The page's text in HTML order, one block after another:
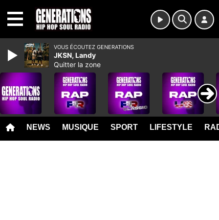
NEWS MUSIQUE SPORT LIFESTYLE
VOUS ÉCOUTEZ GENERATIONS
JKSN, Landy
Quitter la zone